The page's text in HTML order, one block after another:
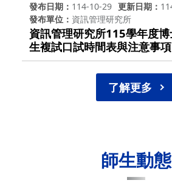
發布日期 114-10-29 更新日期
發布單位
資訊管理研究所
資訊管理研究所115學年度
生複試口試時間表與注意事項
了解更多
師生動態